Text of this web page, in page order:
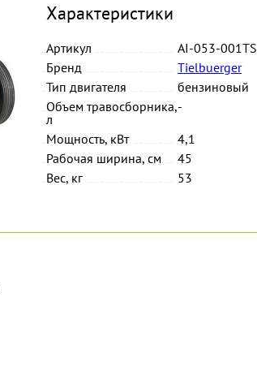
Характеристики
Артикул
AI-053-001TS
Бренд
Tielbuerger
Тип двигателя
бензиновый
Объем травосборника,
л
-
Мощность, кВт
4,1
Рабочая ширина, см
45
Вес, кг
53